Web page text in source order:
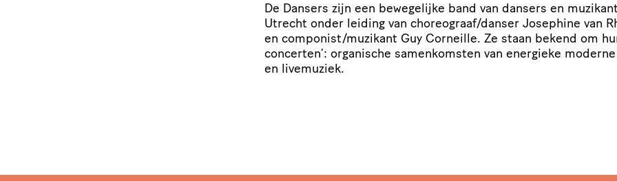
De Dansers zijn een bewegelijke band van dansers en
Utrecht onder leiding van choreograaf/​danser Josephine van
en componist/​muzikant Guy Corneille. Ze staan bekend om
con­certen’: organische samen­kom­sten van energieke
en livemuziek.